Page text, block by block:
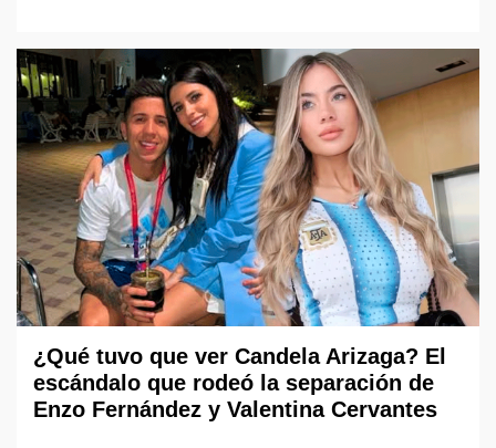
¿Qué tuvo que ver Candela Arizaga? El
escándalo que rodeó la separación de
Enzo Fernández y Valentina Cervantes